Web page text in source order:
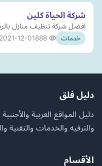
شركة الحياة كلين
افضل شركة تنظيف منازل
خدمات 2021-12-01
دليل فلق
دليل المواقع العربية
والترفيه والخدمات والتقنية
الأقسام